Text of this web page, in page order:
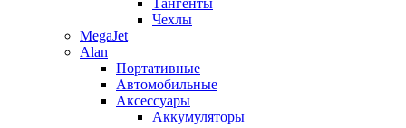
Чехлы
MegaJet
Alan
Портативные
Автомобильные
Аксессуары
Аккумуляторы